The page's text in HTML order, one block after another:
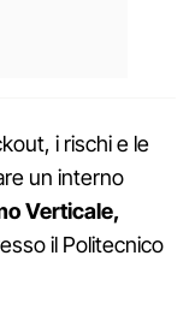
i rischi e le
un interno
Verticale,
il Politecnico